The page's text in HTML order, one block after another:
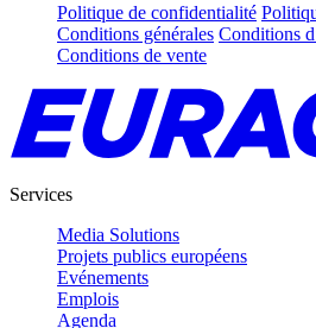
Politique de confidentialité
Conditions générales Conditions
Conditions de vente
Services
Media Solutions
Projets publics européens
Evénements
Emplois
Agenda